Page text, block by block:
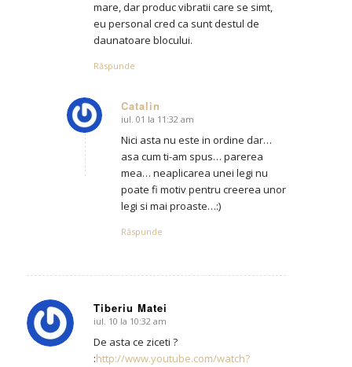
mare, dar produc vibratii care se simt,
eu personal cred ca sunt destul de
daunatoare blocului.
Răspunde
Catalin
says:
iul. 01 la 11:32 am
Nici asta nu este in ordine dar…
asa cum ti-am spus… parerea
mea… neaplicarea unei legi nu
poate fi motiv pentru creerea unor
legi si mai proaste…:)
Răspunde
Tiberiu Matei
says:
iul. 10 la 10:32 am
De asta ce ziceti ?
:http://www.youtube.com/watch?